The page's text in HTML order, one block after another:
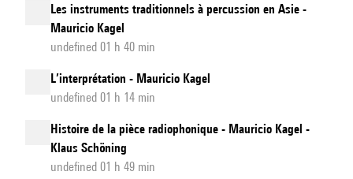
Les instruments traditionnels à percussion en Asie -
Mauricio Kagel
undefined 01 h 40 min
L’interprétation - Mauricio Kagel
undefined 01 h 14 min
Histoire de la pièce radiophonique - Mauricio Kagel -
Klaus Schöning
undefined 01 h 49 min